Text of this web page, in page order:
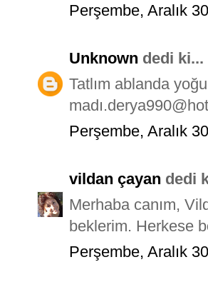
Perşembe, Aralık
Unknown dedi ki...
Tatlım ablanda
Perşembe, Aralık
vildan çayan dedi
Merhaba canım,
beklerim. Herkese
Perşembe, Aralık